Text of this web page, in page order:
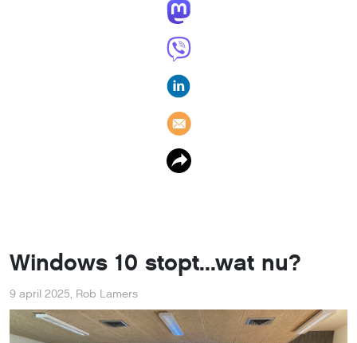
Windows 10 stopt...wat nu?
9 april 2025, Rob Lamers